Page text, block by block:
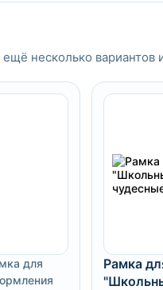
несколько вариантов
для
Рамка